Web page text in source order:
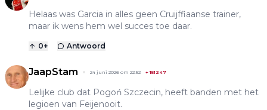
Helaas was Garcia in alles geen Cruijffiaanse trainer,
maar ik wens hem wel succes toe daar.
0+ Antwoord
JaapStam 24 juni 2026 om 22:52 +151247
Lelijke club dat Pogoń Szczecin, heeft banden met het
legioen van Feijenooit.